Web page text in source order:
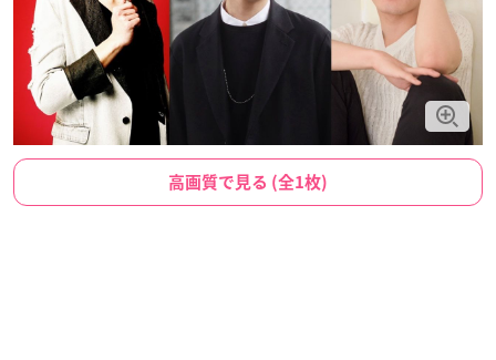
高画質で見る (全1枚)